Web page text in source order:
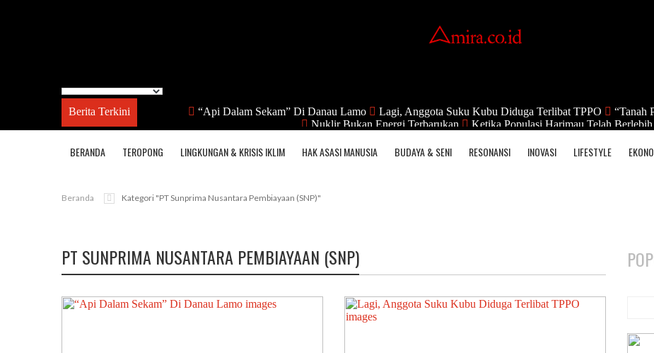
Berita Terkini “Api Dalam Sekam” Di Danau Lamo Lagi, Anggota Suku Kubu Diduga Terlibat TPPO
“Tanah
Nuklir Bukan Energi Terbarukan
Ketika Populasi Harimau Telah Berlebih
BERANDA TEROPONG LINGKUNGAN & KRISIS IKLIM HAK ASASI MANUSIA BUDAYA & SENI RESONANSI INOVASI LIFESTYLE
Beranda Kategori "PT Sunprima Nusantara Pembiayaan (SNP)"
PT SUNPRIMA NUSANTARA PEMBIAYAAN (SNP)